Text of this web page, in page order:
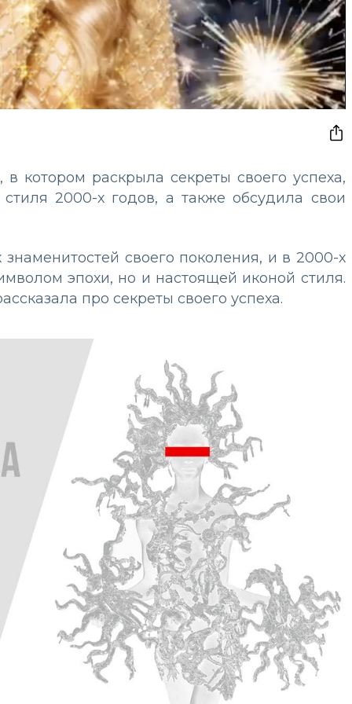
котором раскрыла секреты своего успеха,
2000-х годов, а также обсудила свои
своего поколения, и в 2000-х
эпохи, но и настоящей иконой стиля.
про секреты своего успеха.